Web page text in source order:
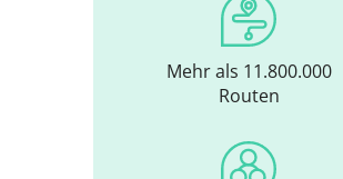
Mehr als 11.800.000
Routen